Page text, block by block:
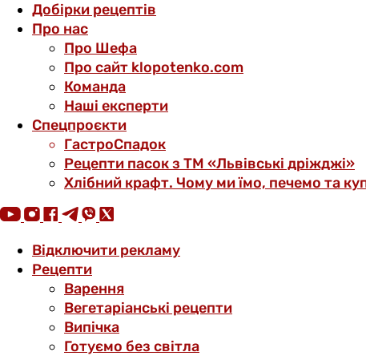
Добірки рецептів
Про нас
Про Шефа
Про сайт klopotenko.com
Команда
Наші експерти
Спецпроєкти
ГастроСпадок
Рецепти пасок з ТМ «Львівські дріжджі»
Хлібний крафт. Чому ми їмо, печемо та
Відключити рекламу
Рецепти
Варення
Вегетаріанські рецепти
Випічка
Готуємо без світла